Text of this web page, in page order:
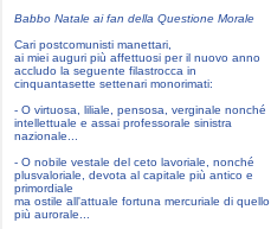
Babbo Natale ai fan della Questione Morale
Cari postcomunisti manettari,
ai miei auguri più affettuosi per il nuovo anno
accludo la seguente filastrocca in
cinquantasette settenari monorimati:
- O virtuosa, liliale, pensosa, verginale nonché
intellettuale e assai professorale sinistra
nazionale...
- O nobile vestale del ceto lavoriale, nonché
plusvaloriale, devota al capitale più antico e
primordiale
ma ostile all'attuale fortuna mercuriale di quello
più aurorale...